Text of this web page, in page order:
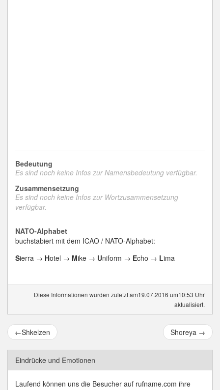
Bedeutung
Es sind noch keine Infos zur Namensbedeutung verfügbar.
Zusammensetzung
Es sind noch keine Infos zur Wortzusammensetzung
verfügbar.
NATO-Alphabet
buchstabiert mit dem ICAO / NATO-Alphabet:
Sierra → Hotel → Mike → Uniform → Echo → Lima
Diese Informationen wurden zuletzt am19.07.2016 um10:53 Uhr
aktualisiert.
←Shkelzen Shoreya →
Eindrücke und Emotionen
Laufend können uns die Besucher auf rufname.com ihre